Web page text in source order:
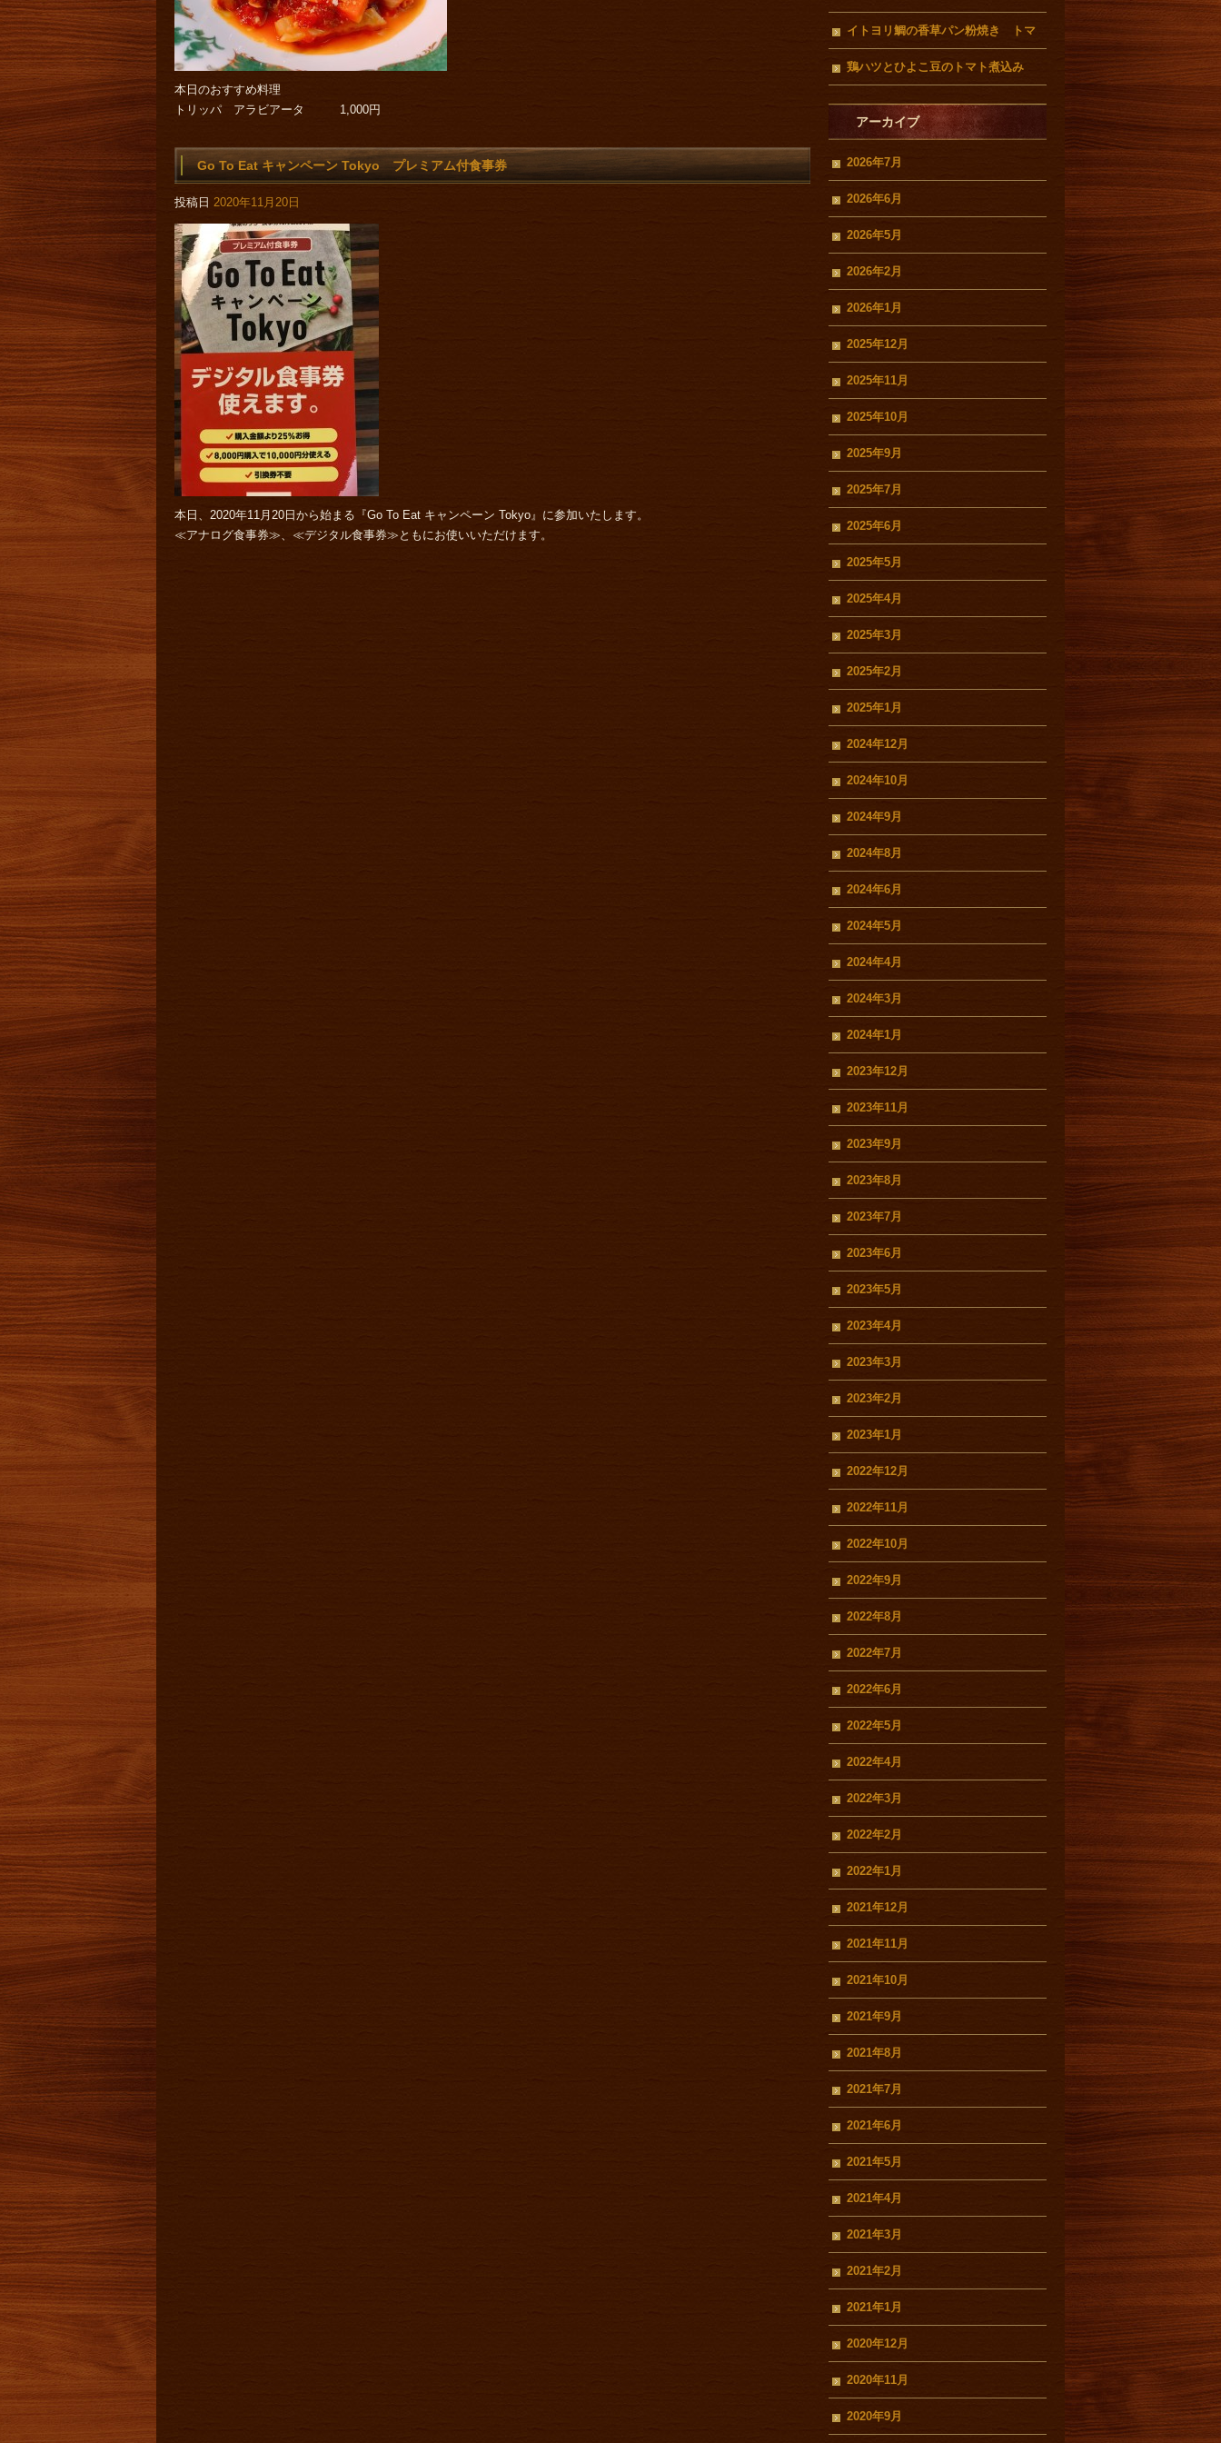
本日のおすすめ料理
トリッパ アラビアータ 1,000円
Go To Eat キャンペーン Tokyo プレミアム付食事券
投稿日 2020年11月20日
本日、2020年11月20日から始まる『Go To Eat キャンペーン Tokyo』に参加いたします。
≪アナログ食事券≫、≪デジタル食事券≫ともにお使いいただけます。
イトヨリ鯛の香草パン粉焼き トマ
トクリームソース
鶏ハツとひよこ豆のトマト煮込み
アーカイブ
2026年7月
2026年6月
2026年5月
2026年2月
2026年1月
2025年12月
2025年11月
2025年10月
2025年9月
2025年7月
2025年6月
2025年5月
2025年4月
2025年3月
2025年2月
2025年1月
2024年12月
2024年10月
2024年9月
2024年8月
2024年6月
2024年5月
2024年4月
2024年3月
2024年1月
2023年12月
2023年11月
2023年9月
2023年8月
2023年7月
2023年6月
2023年5月
2023年4月
2023年3月
2023年2月
2023年1月
2022年12月
2022年11月
2022年10月
2022年9月
2022年8月
2022年7月
2022年6月
2022年5月
2022年4月
2022年3月
2022年2月
2022年1月
2021年12月
2021年11月
2021年10月
2021年9月
2021年8月
2021年7月
2021年6月
2021年5月
2021年4月
2021年3月
2021年2月
2021年1月
2020年12月
2020年11月
2020年9月